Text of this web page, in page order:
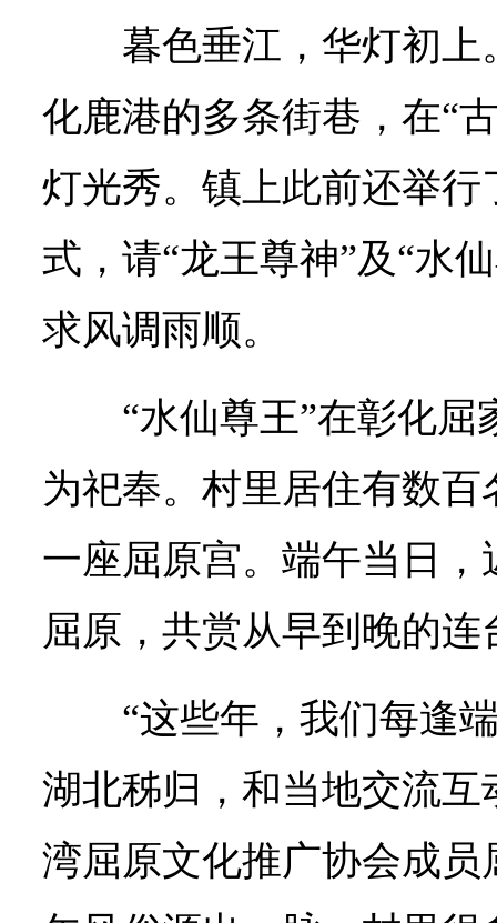
暮色垂江，华灯初
化鹿港的多条街巷，在“
灯光秀。镇上此前还举行
式，请“龙王尊神”及“水
求风调雨顺。
“水仙尊王”在彰化
为祀奉。村里居住有数
一座屈原宫。端午当日
屈原，共赏从早到晚的连
“这些年，我们每逢
湖北秭归，和当地交流互
湾屈原文化推广协会成